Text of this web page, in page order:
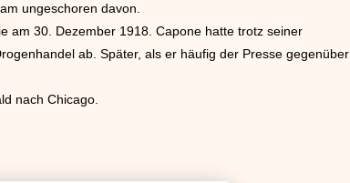
ungeschoren davon.
am 30. Dezember 1918. Capone hatte trotz seiner
ab. Später, als er häufig der Presse gegenüber
nach Chicago.